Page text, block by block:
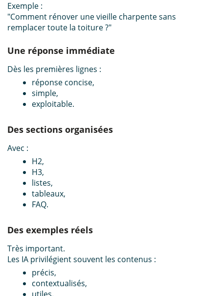
Exemple :
"Comment rénover une vieille charpente sans
remplacer toute la toiture ?"
Une réponse immédiate
Dès les premières lignes :
réponse concise,
simple,
exploitable.
Des sections organisées
Avec :
H2,
H3,
listes,
tableaux,
FAQ.
Des exemples réels
Très important.
Les IA privilégient souvent les contenus :
précis,
contextualisés,